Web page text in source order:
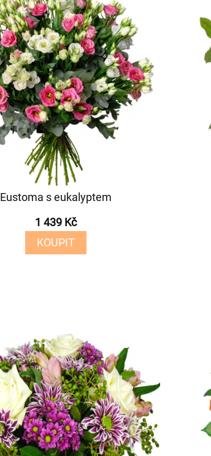
Eustoma s eukalyptem
1 439 Kč
KOUPIT